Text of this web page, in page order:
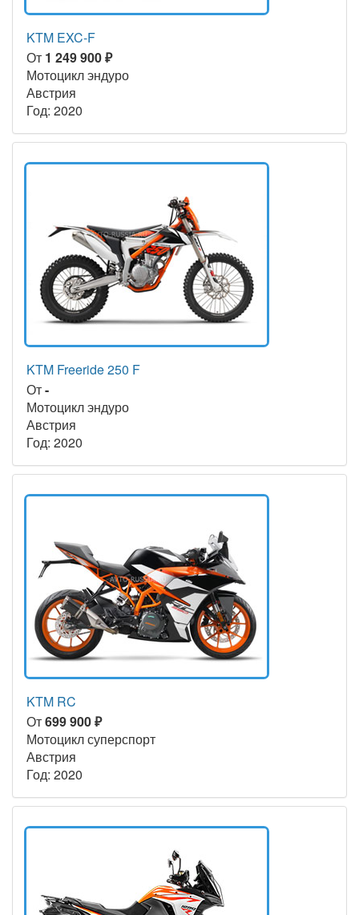
KTM EXC-F
От 1 249 900 ₽
Мотоцикл эндуро
Австрия
Год: 2020
KTM Freeride 250 F
От-
Мотоцикл эндуро
Австрия
Год: 2020
KTM RC
От699 900 ₽
Мотоцикл суперспорт
Австрия
Год: 2020